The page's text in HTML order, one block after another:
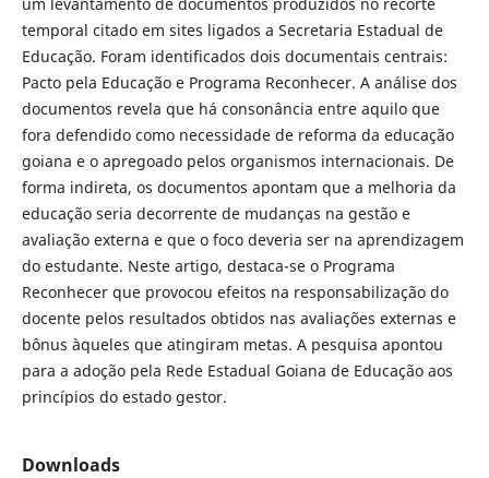
temporal citado em sites ligados a Secretaria Estadual de
Educação. Foram identificados dois documentais centrais:
Pacto pela Educação e Programa Reconhecer. A análise dos
documentos revela que há consonância entre aquilo que
fora defendido como necessidade de reforma da educação
goiana e o apregoado pelos organismos internacionais. De
forma indireta, os documentos apontam que a melhoria da
educação seria decorrente de mudanças na gestão e
avaliação externa e que o foco deveria ser na aprendizagem
do estudante. Neste artigo, destaca-se o Programa
Reconhecer que provocou efeitos na responsabilização do
docente pelos resultados obtidos nas avaliações externas e
bônus àqueles que atingiram metas. A pesquisa apontou
para a adoção pela Rede Estadual Goiana de Educação aos
princípios do estado gestor.
Downloads